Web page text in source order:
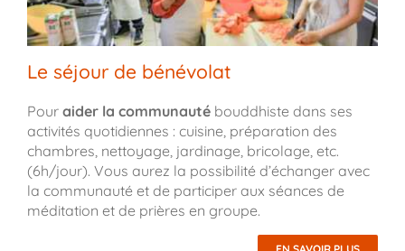
Le séjour de bénévolat
Pour aider la communautébouddhiste dans ses
activités quotidiennes : cuisine, préparation des
chambres, nettoyage, jardinage, bricolage, etc.
(6h/jour). Vous aurez la possibilité d’échanger avec
la communauté et de participer aux séances de
méditation et de prières en groupe.